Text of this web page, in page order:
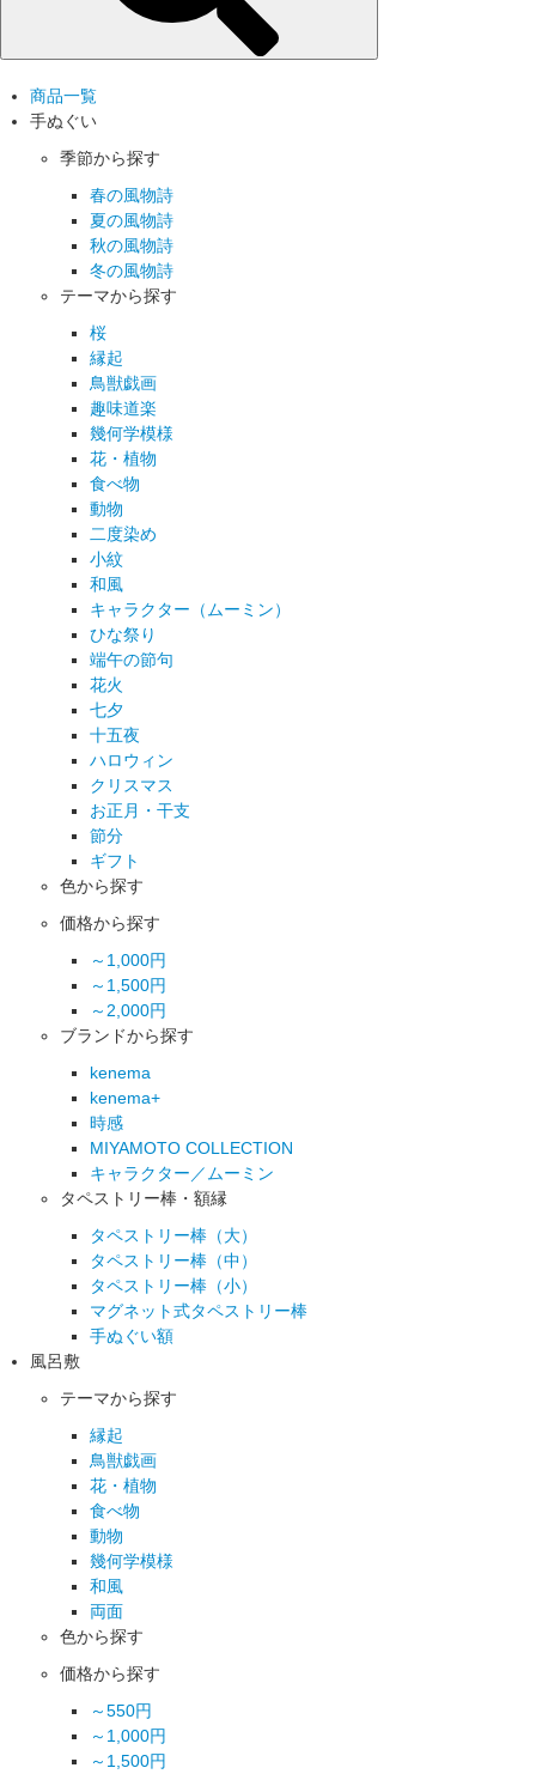
商品一覧
手ぬぐい
季節から探す
春の風物詩
夏の風物詩
秋の風物詩
冬の風物詩
テーマから探す
桜
縁起
鳥獣戯画
趣味道楽
幾何学模様
花・植物
食べ物
動物
二度染め
小紋
和風
キャラクター（ムーミン）
ひな祭り
端午の節句
花火
七夕
十五夜
ハロウィン
クリスマス
お正月・干支
節分
ギフト
色から探す
価格から探す
～1,000円
～1,500円
～2,000円
ブランドから探す
kenema
kenema+
時感
MIYAMOTO COLLECTION
キャラクター／ムーミン
タペストリー棒・額縁
タペストリー棒（大）
タペストリー棒（中）
タペストリー棒（小）
マグネット式タペストリー棒
手ぬぐい額
風呂敷
テーマから探す
縁起
鳥獣戯画
花・植物
食べ物
動物
幾何学模様
和風
両面
色から探す
価格から探す
～550円
～1,000円
～1,500円